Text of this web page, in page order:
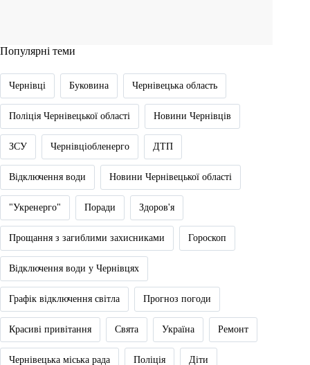
Популярні теми
Чернівці Буковина Чернівецька область
Поліція Чернівецької області Новини Чернівців
ЗСУ Чернівціобленерго ДТП
Відключення води Новини Чернівецької області
"Укренерго" Поради Здоров'я
Прощання з загиблими захисниками Гороскоп
Відключення води у Чернівцях
Графік відключення світла Прогноз погоди
Красиві привітання Свята Україна Ремонт
Чернівецька міська рада Поліція Діти